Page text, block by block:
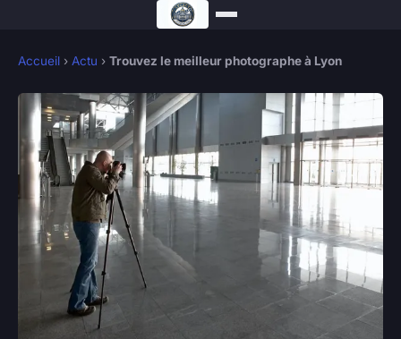
Accueil › Actu › Trouvez le meilleur photographe à Lyon